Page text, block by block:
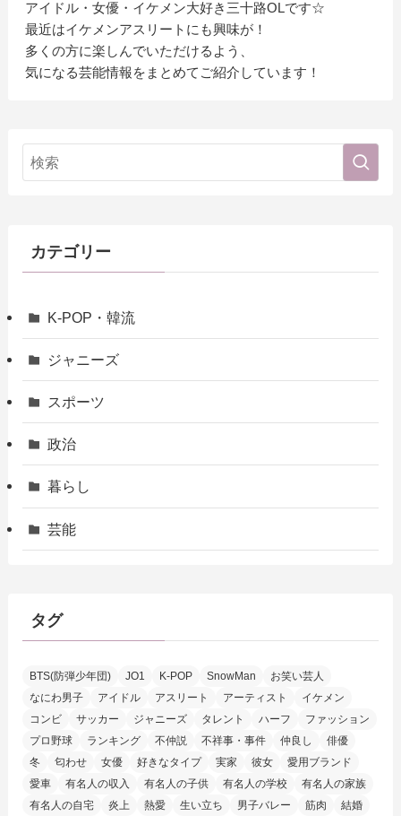
アイドル・女優・イケメン大好き三十路OLです☆
最近はイケメンアスリートにも興味が！
多くの方に楽しんでいただけるよう、
気になる芸能情報をまとめてご紹介しています！
カテゴリー
K-POP・韓流
ジャニーズ
スポーツ
政治
暮らし
芸能
タグ
BTS(防弾少年団) JO1 K-POP SnowMan
お笑い芸人
なにわ男子
アイドル アスリート アーティスト
イケメン
コンビ
サッカー ジャニーズ タレント ハーフ
ファッション
プロ野球
ランキング 不仲説 不祥事・事件 仲良し
俳優
冬
匂わせ 女優 好きなタイプ 実家 彼女
愛用ブランド
愛車
有名人の収入 有名人の子供 有名人の学校
有名人の家族
有名人の自宅
炎上 熱愛 生い立ち 男子バレー 筋肉
結婚